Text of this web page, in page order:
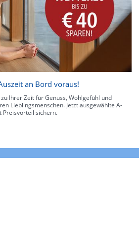
an Bord voraus!
Ihrer Zeit für Genuss, Wohlgefühl und
Lieblingsmenschen. Jetzt ausgewählte A-
Preisvorteil sichern.